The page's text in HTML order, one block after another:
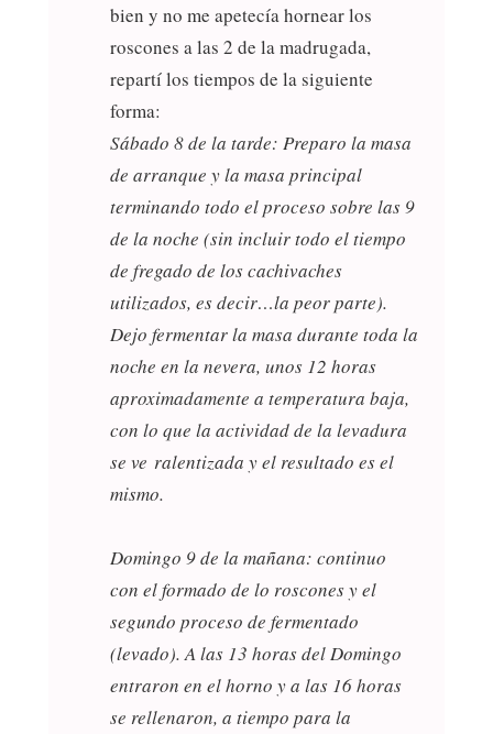
bien y no me apetecía hornear los
roscones a las 2 de la madrugada,
repartí los tiempos de la siguiente
forma:
Sábado 8 de la tarde: Preparo la masa
de arranque y la masa principal
terminando todo el proceso sobre las 9
de la noche (sin incluir todo el tiempo
de fregado de los cachivaches
utilizados, es decir…la peor parte).
Dejo fermentar la masa durante toda la
noche en la nevera, unos 12 horas
aproximadamente a temperatura baja,
con lo que la actividad de la levadura
se ve ralentizada y el resultado es el
mismo.
Domingo 9 de la mañana: continuo
con el formado de lo roscones y el
segundo proceso de fermentado
(levado). A las 13 horas del Domingo
entraron en el horno y a las 16 horas
se rellenaron, a tiempo para la